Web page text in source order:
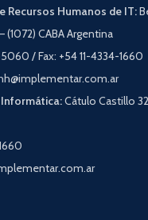
Recursos Humanos de IT:
CABA Argentina
/ Fax: +54 11-4334-1660
Cátulo Castillo